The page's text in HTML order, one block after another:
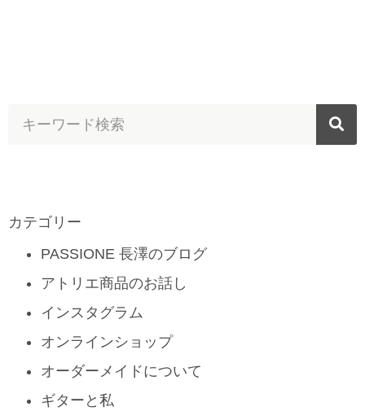
カテゴリー
PASSIONE 長澤のブログ
アトリエ商品のお話し
インスタグラム
オンラインショップ
オーダーメイドについて
ギターと私